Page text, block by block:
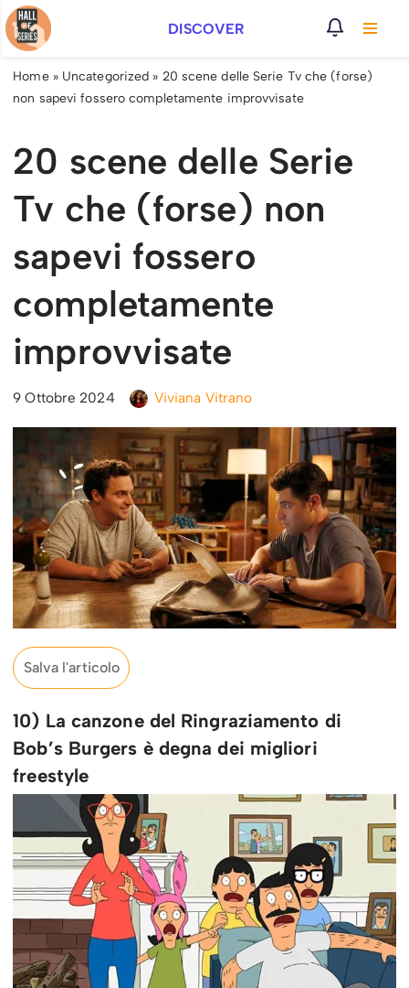
Vai
al
contenuto
DISCOVER
Home» Uncategorized » 20 scene delle Serie Tv che (forse)
non sapevi fossero completamente improvvisate
20 scene delle Serie
Tv che (forse) non
sapevi fossero
completamente
improvvisate
9 Ottobre 2024 Viviana Vitrano
Salva l'articolo
10) La canzone del Ringraziamento di
Bob’s Burgers è degna dei migliori
freestyle